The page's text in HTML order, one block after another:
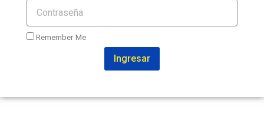
Remember Me
Ingresar